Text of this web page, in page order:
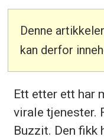
Denne
kan derfor
Ett etter ett har
virale tjenester.
Buzzit. Den fikk